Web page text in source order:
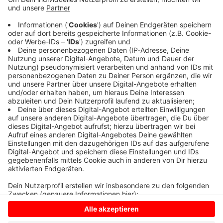
Aktuell wird die Miete (etwa 1000 Euro sind denkbar)
vom Jobcenter bezahlt, da Sabine aufgrund einer
Behinderung ihres jüngsten Sohnes nicht als Erzieherin
arbeiten kann. Können Sie helfen? Melden Sie sich
gerne bei uns und wir stellen den Kontakt her.
Anzeige